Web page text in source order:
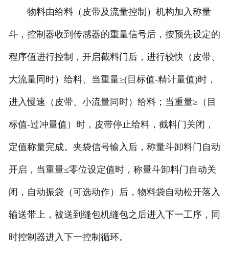
- DCS-X系列振动小包装秤
- DCS-T系列吨袋包装秤
序列式皮带秤
电子配料秤
- LCS系列皮带配料秤
- LCS-L系列螺旋配料秤
物料由给料（皮带及流量控制）机构加入称量
斗，控制器收到传感器的重量信号后，按预先设定的
程序值进行控制，开启截料门后，进行较快（皮带、
大流量同时）给料、当重量≥(目标值-精计量值)时，
进入慢速（皮带、小流量同时）给料；当重量≥（目
标值-过冲量值）时，皮带停止给料，截料门关闭，
定值称量完成。夹袋信号输入后，称量斗卸料门自动
开启，当重量≤零位设定值时，称量斗卸料门自动关
闭，自动振袋（可选动作）后，物料袋自动松开落入
输送带上，被送到缝包机缝包之后进入下一工序，同
时控制器进入下一控制循环。